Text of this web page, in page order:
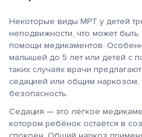
Некоторые виды МРТ у детей
неподвижности, что может
помощи медикаментов.
малышей до 5 лет или детей с
таких случаях врачи
седацией или общим
безопасность.
Седация — это лёгкое
котором ребёнок остаётся в